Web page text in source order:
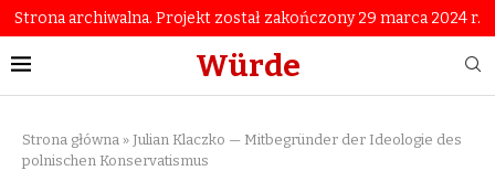
Strona archiwalna. Projekt został zakończony 29 marca 2024 r.
Würde
Strona główna » Julian Klaczko — Mitbegründer der Ideologie des
polnischen Konservatismus